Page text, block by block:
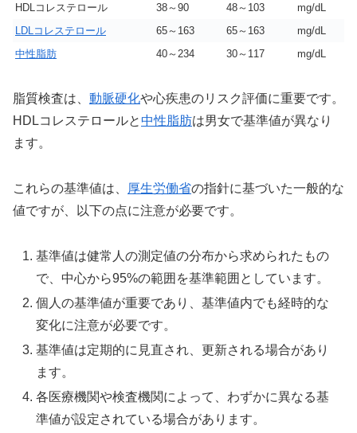
HDLコレステロール
38～90 48～103
mg/dL
LDLコレステロール
65～163 65～163
mg/dL
中性脂肪
40～234 30～117 mg/dL
脂質検査は、 動脈硬化や心疾患のリスク評価に重要です。
HDLコレステロールと中性脂肪は男女で基準値が異なり
ます。
これらの基準値は、 厚生労働省の指針に基づいた一般的な
値ですが、以下の点に注意が必要です。
基準値は健常人の測定値の分布から求められたもの
で、中心から95%の範囲を基準範囲としています。
個人の基準値が重要であり、基準値内でも経時的な
変化に注意が必要です。
基準値は定期的に見直され、更新される場合があり
ます。
各医療機関や検査機関によって、わずかに異なる基
準値が設定されている場合があります。